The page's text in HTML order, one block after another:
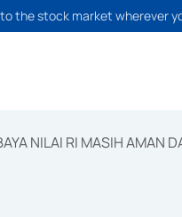
the stock market wherever
NILAI RI MASIH AMAN